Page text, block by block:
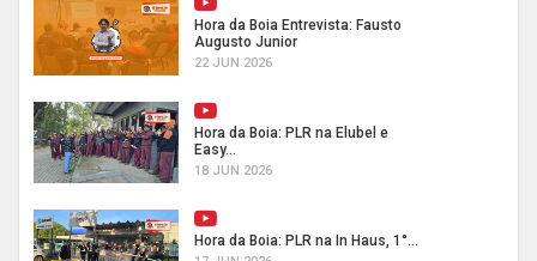
Hora da Boia Entrevista: Fausto
Augusto Junior
22 JUN 2026
Hora da Boia: PLR na Elubel e
Easy...
18 JUN 2026
Hora da Boia: PLR na In Haus, 1°...